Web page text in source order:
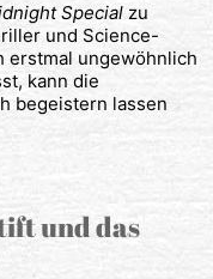
Special zu
und Science-
erstmal ungewöhnlich
kann die
begeistern lassen
und das